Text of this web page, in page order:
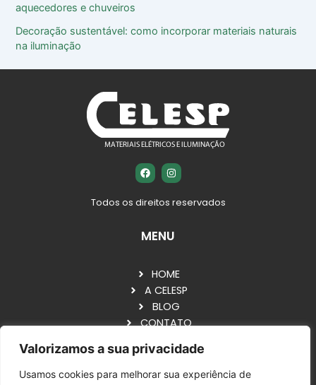
Valorizamos a sua privacidade
Usamos cookies para melhorar sua experiência de
aquecedores e chuveiros
Decoração sustentável: como incorporar materiais naturais
na iluminação
F
a
c
b
k
I
n
s
a
a
Todos os direitos reservados
MENU
HOME
A CELESP
BLOG
CONTATO
VOCÊ TAMBÉM GOSTA DE ECONOMIZAR, NÃO É?
ENTÃO FAÇA UM ORÇAMENTO AGORA.GARANTIMOS